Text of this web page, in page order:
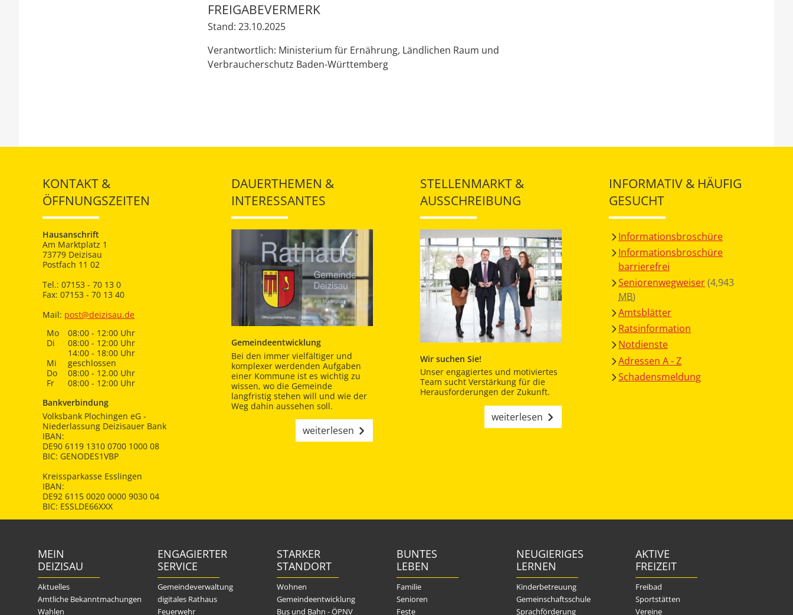
FREIGABEVERMERK
Stand: 23.10.2025
Verantwortlich: Ministerium für Ernährung, Ländlichen Raum und
Verbraucherschutz Baden-Württemberg
KONTAKT &
ÖFFNUNGSZEITEN
Hausanschrift
Am Marktplatz 1
73779 Deizisau
Postfach 11 02
Tel.: 07153 - 70 13 0
Fax: 07153 - 70 13 40
Mail: post@deizisau.de
Mo
08:00 - 12:00 Uhr
Di
08:00 - 12:00 Uhr
14:00 - 18:00 Uhr
Mi
geschlossen
Do
08:00 - 12.00 Uhr
Fr
08:00 - 12:00 Uhr
Bankverbindung
Volksbank Plochingen eG -
Niederlassung Deizisauer Bank
IBAN:
DE90 6119 1310 0700 1000 08
BIC: GENODES1VBP
Kreissparkasse Esslingen
IBAN:
DE92 6115 0020 0000 9030 04
BIC: ESSLDE66XXX
DAUERTHEMEN &
INTERESSANTES
Gemeindeentwicklung
Bei den immer vielfältiger und
komplexer werdenden Aufgaben
einer Kommune ist es wichtig zu
wissen, wo die Gemeinde
langfristig stehen will und wie der
Weg dahin aussehen soll.
weiterlesen
STELLENMARKT &
AUSSCHREIBUNG
Wir suchen Sie!
Unser engagiertes und motiviertes
Team sucht Verstärkung für die
Herausforderungen der Zukunft.
weiterlesen
INFORMATIV & HÄUFIG
GESUCHT
Informationsbroschüre
Informationsbroschüre
barrierefrei
Seniorenwegweiser(4,943
MB)
Amtsblätter
Ratsinformation
Notdienste
Adressen A - Z
Schadensmeldung
MEIN
DEIZISAU
Aktuelles
Amtliche Bekanntmachungen
Wahlen
ENGAGIERTER
SERVICE
Gemeindeverwaltung
digitales Rathaus
Feuerwehr
STARKER
STANDORT
Wohnen
Gemeindeentwicklung
Bus und Bahn - ÖPNV
BUNTES
LEBEN
Familie
Senioren
Feste
NEUGIERIGES
LERNEN
Kinderbetreuung
Gemeinschaftsschule
Sprachförderung
AKTIVE
FREIZEIT
Freibad
Sportstätten
Vereine